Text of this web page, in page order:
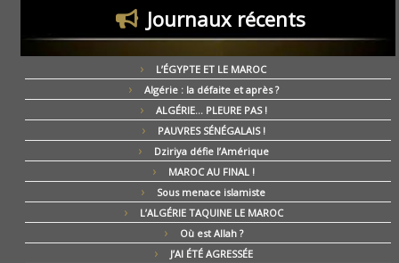
Journaux récents
L’ÉGYPTE ET LE MAROC
Algérie : la défaite et après ?
ALGÉRIE… PLEURE PAS !
PAUVRES SÉNÉGALAIS !
Dziriya défie l’Amérique
MAROC AU FINAL !
Sous menace islamiste
L’ALGÉRIE TAQUINE LE MAROC
Où est Allah ?
J’AI ÉTÉ AGRESSÉE